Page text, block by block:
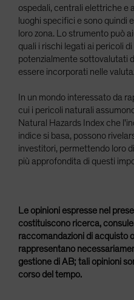
ospedali, centrali elettriche e
luoghi specifici e sono quindi
loro zona. Lo strumento può
quali i rischi legati ai pericoli
potenzialmente sottovalutati
essere incorporati nelle
In un mondo interessato da
cui i pericoli naturali
Natural Hazards Index che
indice si basa, possono
investitori, permettendo loro
più approfondita di questi
Le opinioni espresse nel
costituiscono ricerca,
raccomandazioni di acquisto
rappresentano
gestione di AB; tali opinioni
corso del tempo.